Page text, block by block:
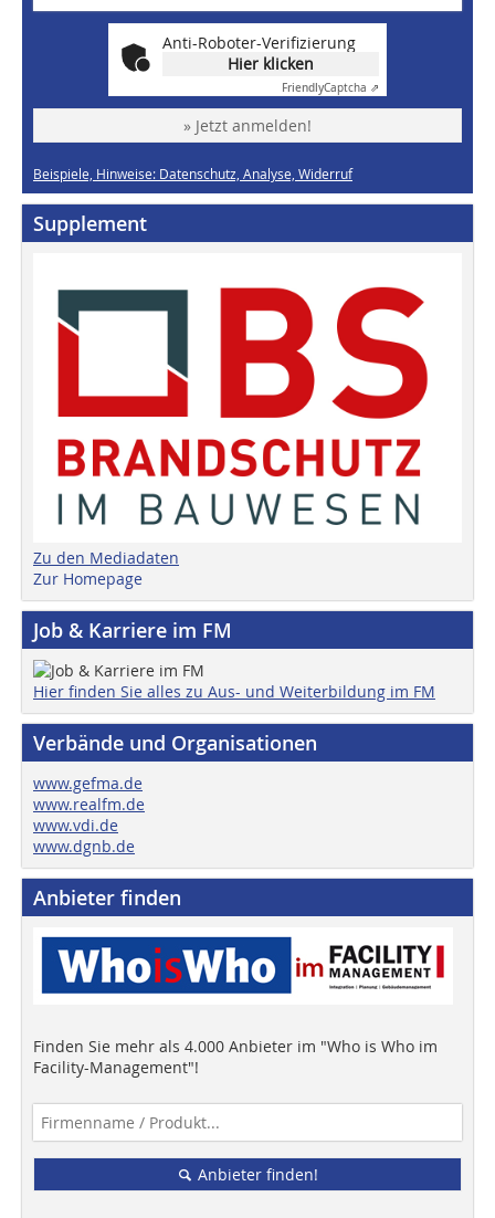
Anti-Roboter-Verifizierung
Hier klicken
FriendlyCaptcha ⇗
» Jetzt anmelden!
Beispiele, Hinweise: Datenschutz, Analyse, Widerruf
Supplement
Zu den Mediadaten
Zur Homepage
Job & Karriere im FM
Hier finden Sie alles zu Aus- und Weiterbildung im FM
Verbände und Organisationen
www.gefma.de
www.realfm.de
www.vdi.de
www.dgnb.de
Anbieter finden
Finden Sie mehr als 4.000 Anbieter im "Who is Who im
Facility-Management"!
Anbieter finden!